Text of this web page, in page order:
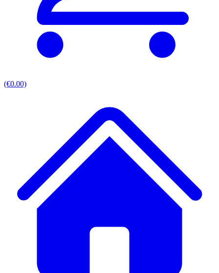
(€0.00)